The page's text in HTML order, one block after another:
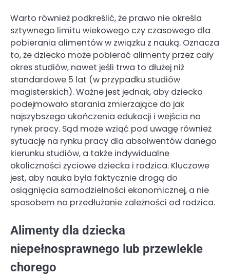
Warto również podkreślić, że prawo nie określa
sztywnego limitu wiekowego czy czasowego dla
pobierania alimentów w związku z nauką. Oznacza
to, że dziecko może pobierać alimenty przez cały
okres studiów, nawet jeśli trwa to dłużej niż
standardowe 5 lat (w przypadku studiów
magisterskich). Ważne jest jednak, aby dziecko
podejmowało starania zmierzające do jak
najszybszego ukończenia edukacji i wejścia na
rynek pracy. Sąd może wziąć pod uwagę również
sytuację na rynku pracy dla absolwentów danego
kierunku studiów, a także indywidualne
okoliczności życiowe dziecka i rodzica. Kluczowe
jest, aby nauka była faktycznie drogą do
osiągnięcia samodzielności ekonomicznej, a nie
sposobem na przedłużanie zależności od rodzica.
Alimenty dla dziecka
niepełnosprawnego lub przewlekle
chorego